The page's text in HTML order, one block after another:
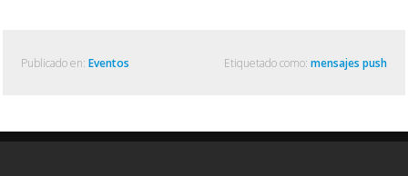
Publicado en: Eventos Etiquetado como: mensajes push